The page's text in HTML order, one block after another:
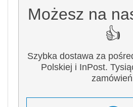
Możesz na
👍
Szybka dostawa za
Polskiej i InPost.